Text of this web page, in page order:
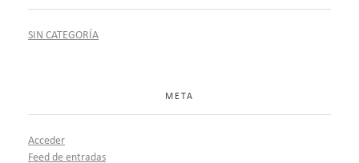
SIN CATEGORÍA
META
Acceder
Feed de entradas